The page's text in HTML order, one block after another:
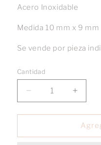
Acero Inoxidable
Medida 10 mm x 9 mm
Se vende por pieza
Cantidad
Reducir
cantidad
para
Cubo
para
Charm
Cubo